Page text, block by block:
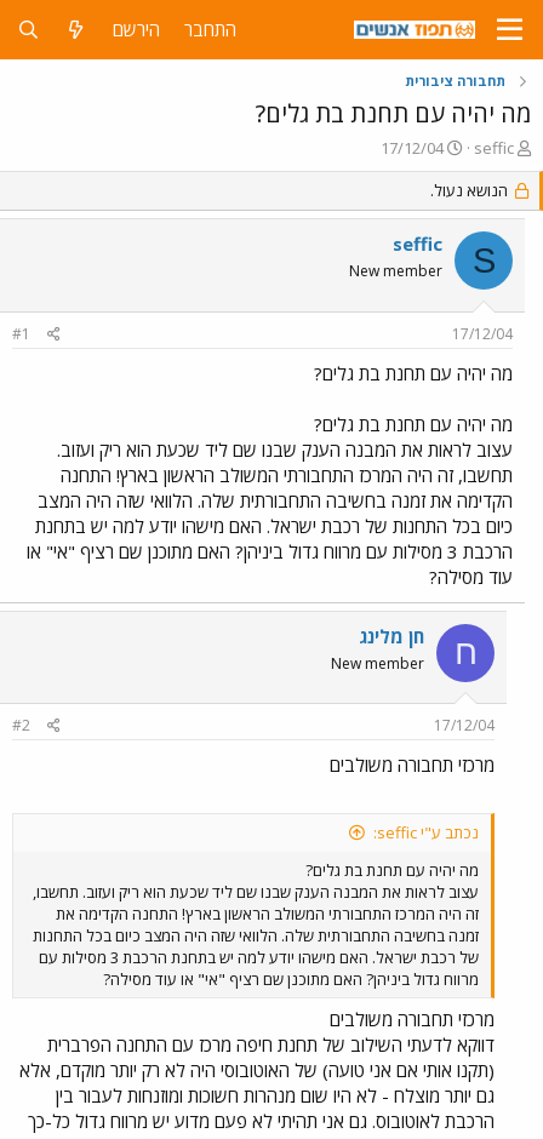
התחבר הירשם
תחבורה ציבורית
מה יהיה עם תחנת בת גלים?
פ
ו
ת
ח
נ
seffic
פ
ו
ר
ס
ב
ת
ך
17/12/04
הנושא נעול.
S
seffic
New member
17/12/04
#1
מה יהיה עם תחנת בת גלים?
מה יהיה עם תחנת בת גלים?
עצוב לראות את המבנה הענק שבנו שם ליד שכעת הוא ריק ועזוב.
תחשבו, זה היה המרכז התחבורתי המשולב הראשון בארץ! התחנה
הקדימה את זמנה בחשיבה התחבורתית שלה. הלוואי שזה היה המצב
כיום בכל התחנות של רכבת ישראל. האם מישהו יודע למה יש בתחנת
הרכבת 3 מסילות עם מרווח גדול ביניהן? האם מתוכנן שם רציף "אי" או
עוד מסילה?
ח חן מלינג
New member
17/12/04
#2
מרכזי תחבורה משולבים
נכתב ע"י seffic:
מה יהיה עם תחנת בת גלים?
עצוב לראות את המבנה הענק שבנו שם ליד שכעת הוא ריק ועזוב. תחשבו,
זה היה המרכז התחבורתי המשולב הראשון בארץ! התחנה הקדימה את
זמנה בחשיבה התחבורתית שלה. הלוואי שזה היה המצב כיום בכל התחנות
של רכבת ישראל. האם מישהו יודע למה יש בתחנת הרכבת 3 מסילות עם
מרווח גדול ביניהן? האם מתוכנן שם רציף "אי" או עוד מסילה?
מרכזי תחבורה משולבים
דווקא לדעתי השילוב של תחנת חיפה מרכז עם התחנה הפרברית
(תקנו אותי אם אני טועה) של האוטובוסי היה לא רק יותר מוקדם, אלא
גם יותר מוצלח - לא היו שום מנהרות חשוכות ומוזנחות לעבור בין
הרכבת לאוטובוס. גם אני תהיתי לא פעם מדוע יש מרווח גדול כל-כך